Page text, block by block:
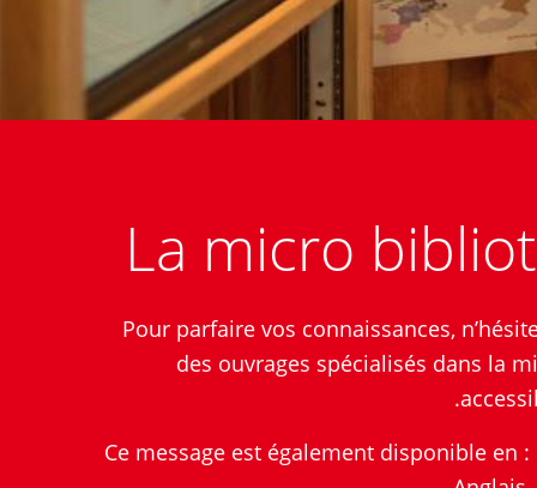
La micro
Pour parfaire vos connaissances,
des ouvrages spécialisés dans la
Ce message est également disponible en